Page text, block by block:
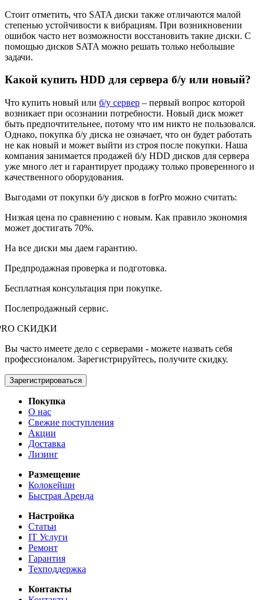
Стоит отметить, что SATA диски также отличаются малой
степенью устойчивости к вибрациям. При возникновении
ошибок часто нет возможности восстановить такие диски. С
помощью дисков SATA можно решать только небольшие
задачи.
Какой купить HDD для сервера б/у или новый?
Что купить новый или б/у сервер – первый вопрос которой
возникает при осознании потребности. Новый диск может
быть предпочтительнее, потому что им никто не пользовался.
Однако, покупка б/у диска не означает, что он будет работать
не как новый и может выйти из строя после покупки. Наша
компания занимается продажей б/у HDD дисков для сервера
уже много лет и гарантирует продажу только проверенного и
качественного оборудования.
Выгодами от покупки б/у дисков в forPro можно считать:
Низкая цена по сравнению с новым. Как правило экономия
может достигать 70%.
На все диски мы даем гарантию.
Предпродажная проверка и подготовка.
Бесплатная консультация при покупке.
Послепродажный сервис.
СКИДКИ
Вы часто имеете дело с серверами - можете назвать себя
профессионалом. Зарегистрируйтесь, получите скидку.
Зарегистрироваться
Покупка
О нас
Свежие поступления
Акции
Доставка
Лизинг
Размещение
Колокейшн
Быстрая Аренда
Настройка
Статьи
IT Услуги
Ремонт
Гарантия
Техподдержка
Контакты